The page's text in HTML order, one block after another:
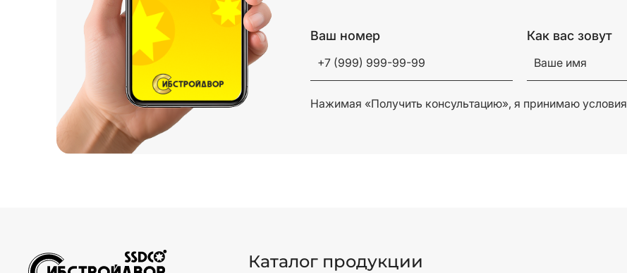
Ваш номер Как вас зовут
Нажимая «Получить консультацию», я принимаю условия
Каталог продукции